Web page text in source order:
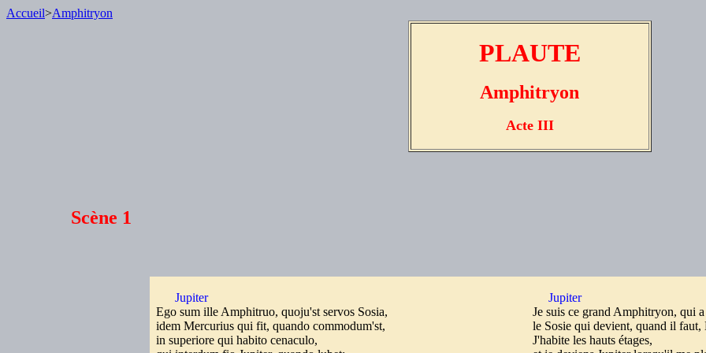
Accueil>Amphitryon
PLAUTE
Amphitryon
Acte III
Scène 1
Jupiter
Ego sum ille Amphitruo, quoju'st servos Sosia,
idem Mercurius qui fit, quando commodum'st,
in superiore qui habito cenaculo,
Jupiter
Je suis ce grand Amphitryon, qui
le Sosie qui devient, quand il faut,
J'habite les hauts étages,